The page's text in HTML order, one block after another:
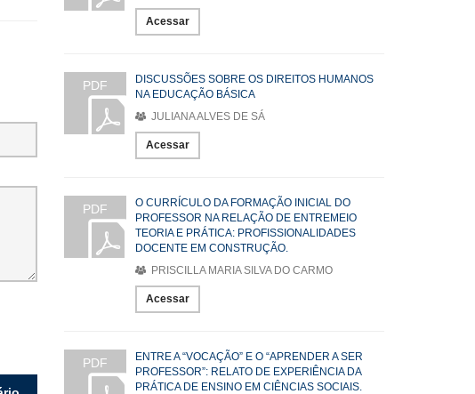
Acessar
PDF
DISCUSSÕES SOBRE OS DIREITOS HUMANOS
NA EDUCAÇÃO BÁSICA
JULIANA ALVES DE SÁ
Acessar
PDF
O CURRÍCULO DA FORMAÇÃO INICIAL DO
PROFESSOR NA RELAÇÃO DE ENTREMEIO
TEORIA E PRÁTICA: PROFISSIONALIDADES
DOCENTE EM CONSTRUÇÃO.
PRISCILLA MARIA SILVA DO CARMO
Acessar
PDF
ENTRE A “VOCAÇÃO” E O “APRENDER A SER
PROFESSOR”: RELATO DE EXPERIÊNCIA DA
PRÁTICA DE ENSINO EM CIÊNCIAS SOCIAIS.